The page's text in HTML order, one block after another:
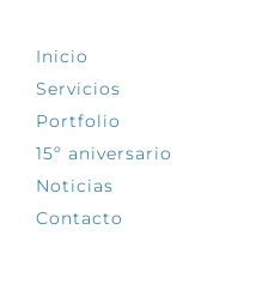
Inicio
Servicios
Portfolio
15º aniversario
Noticias
Contacto